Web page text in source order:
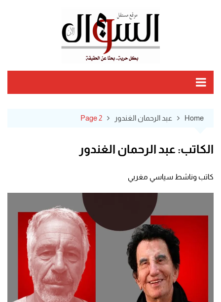
Home عبد الرحمان الغندور Page 2
الكاتب:عبد الرحمان الغندور
كاتب وناشط سياسي مغربي